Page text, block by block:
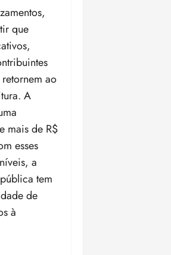
que
ao
A
mais de R$
esses
a
tem
de
à